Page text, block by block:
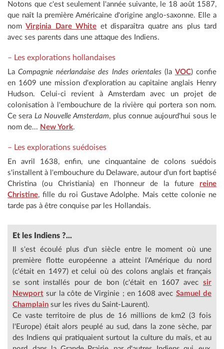
Notons que c'est seulement l'année suivante, le 18 août 1587,
que naît la première Américaine d'origine anglo-saxonne. Elle a
nomVirginia Dare White et disparaîtra quatre ans plus tard
avec ses parents dans une attaque des Indiens.
– Les explorations hollandaises
LaCompagnie néerlandaise des Indes orientales(la VOC) confie
en 1609 une mission d'exploration au capitaine anglais Henry
Hudson. Celui-ci revient à Amsterdam avec un projet de
colonisation à l'embouchure de la rivière qui portera son nom.
Ce sera La Nouvelle Amsterdam, plus connue aujourd'hui sous le
nom de... New York.
– Les explorations suédoises
En avril 1638, enfin, une cinquantaine de colons suédois
s'installent à l'embouchure du Delaware, autour d'un fort baptisé
Christina (ou Christiania) en l'honneur de la future reine
Christine, fille du roi Gustave Adolphe. Mais cette colonie ne
tarde pas à être conquise par les Hollandais.
Et les Indiens ?...
Il s'est écoulé plus d'un siècle entre le moment où une
première flotte européenne a atteint l'Amérique du nord
(c'était en 1497) et celui où des colons anglais et français
se sont installés pour de bon (c'était en 1607 avec sir
Newport sur la côte de Virginie ; en 1608 avec Samuel de
Champlain sur les rives du Saint-Laurent).
Ce vaste territoire de plus de 16 millions de km2 (3 fois
l'Europe) était alors peuplé au sud, dans la zone sèche, par
des Indiens qui pratiquaient surtout la culture du maïs, et au